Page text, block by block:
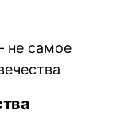
не самое